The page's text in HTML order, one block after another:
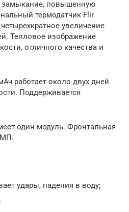
замыкание, повышенную
термодатчик Flir
увеличение
Тепловое изображение
отличного качества и
работает около двух дней
Поддерживается
один модуль. Фронтальная
МП.
удары, падения в воду;